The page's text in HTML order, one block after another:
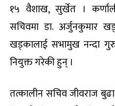
१५ वैशाख, सुर्खेत ।
सचिवमा डा. अर्जुनकुमार
खड्कालाई सभामुख नन्दा
नियुक्त गरेकी हुन् ।
तत्कालीन सचिव जीवराज